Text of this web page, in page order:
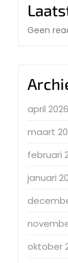
Geen
april 2026
maart
februari
januari
oktober